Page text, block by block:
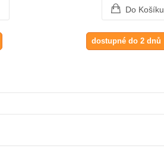
Do Košíku
dostupné do 2 dnů